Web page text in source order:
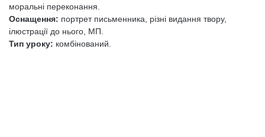
моральні переконання.
Оснащення: портрет письменника, різні видання твору,
ілюстрації до нього, МП.
Тип уроку: комбінований.